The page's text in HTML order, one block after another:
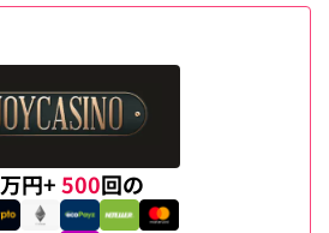
万円+500回の